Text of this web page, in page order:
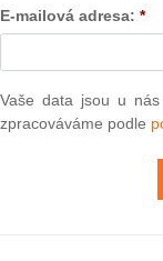
2011o slučitelnosti
a Rady 2010/13/
E-mailová adresa: *
Vaše data jsou u
zpracováváme podle